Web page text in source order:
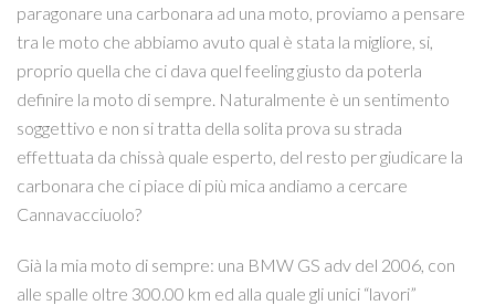
paragonare una carbonara ad una moto, proviamo a pensare
tra le moto che abbiamo avuto qual è stata la migliore, si,
proprio quella che ci dava quel feeling giusto da poterla
definire la moto di sempre. Naturalmente è un sentimento
soggettivo e non si tratta della solita prova su strada
effettuata da chissà quale esperto, del resto per giudicare la
carbonara che ci piace di più mica andiamo a cercare
Cannavacciuolo?
Già la mia moto di sempre: una BMW GS adv del 2006, con
alle spalle oltre 300.00 km ed alla quale gli unici “lavori”